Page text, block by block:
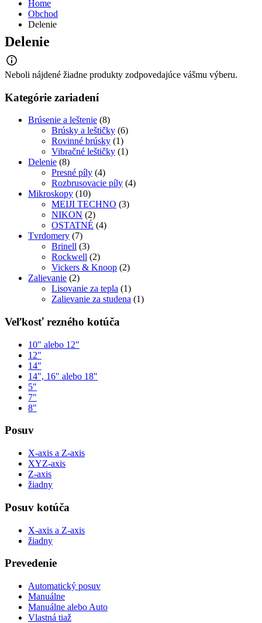
Home
Obchod
Delenie
Delenie
Neboli nájdené žiadne produkty zodpovedajúce vášmu výberu.
Kategórie zariadení
Brúsenie a leštenie (8)
Brúsky a leštičky (6)
Rovinné brúsky (1)
Vibračné leštičky (1)
Delenie (8)
Presné píly (4)
Rozbrusovacie píly (4)
Mikroskopy (10)
MEIJI TECHNO (3)
NIKON (2)
OSTATNÉ (4)
Tvrdomery (7)
Brinell (3)
Rockwell (2)
Vickers & Knoop (2)
Zalievanie (2)
Lisovanie za tepla (1)
Zalievanie za studena (1)
Veľkosť rezného kotúča
10" alebo 12"
12"
14"
14", 16" alebo 18"
5"
7"
8"
Posuv
X-axis a Z-axis
XYZ-axis
Z-axis
žiadny
Posuv kotúča
X-axis a Z-axis
žiadny
Prevedenie
Automatický posuv
Manuálne
Manuálne alebo Auto
Vlastná tiaž